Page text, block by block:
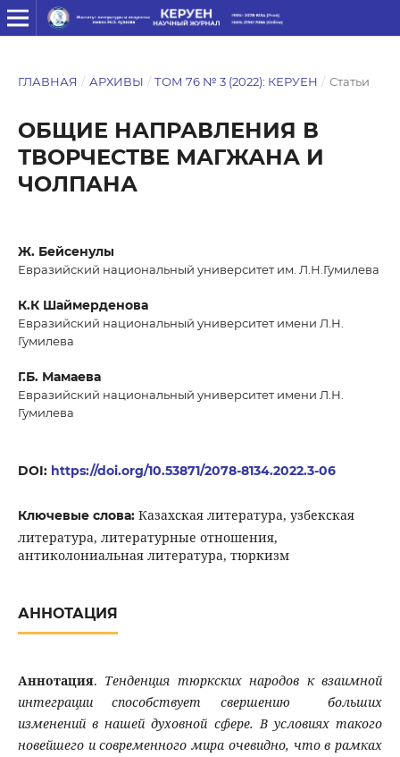
ГЛАВНАЯ / АРХИВЫ / ТОМ 76 № 3 (2022): КЕРУЕН / Статьи
ОБЩИЕ НАПРАВЛЕНИЯ В
ТВОРЧЕСТВЕ МАГЖАНА И
ЧОЛПАНА
Ж. Бейсенулы
Евразийский национальный университет им. Л.Н.Гумилева
К.К Шаймерденова
Евразийский национальный университет имени Л.Н.
Гумилева
Г.Б. Мамаева
Евразийский национальный университет имени Л.Н.
Гумилева
DOI: https://doi.org/10.53871/2078-8134.2022.3-06
Ключевые слова: Казахская литература, узбекская
литература, литературные отношения,
антиколониальная литература, тюркизм
АННОТАЦИЯ
Аннотация. Тенденция тюркских народов к взаимной
интеграции способствует свершению больших
изменений в нашей духовной сфере. В условиях такого
новейшего и современного мира очевидно, что в рамках